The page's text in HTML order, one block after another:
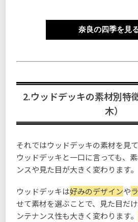
奈良の四季を見
2.ウッドデッキの素材別特
木）
それではウッドデッキの素材を見
ウッドデッキと一口に言っても、
ンスや見た目が大きく変わります。
ウッドデッキは好みのデザインや
せて素材を選ぶことで、見た目だ
ンテナンス性も大きく変わります。